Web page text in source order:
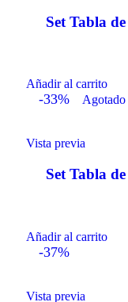
Set Tabla
Añadir al carrito
-33% Agotado
Vista previa
Set Tabla
Añadir al carrito
-37%
Vista previa